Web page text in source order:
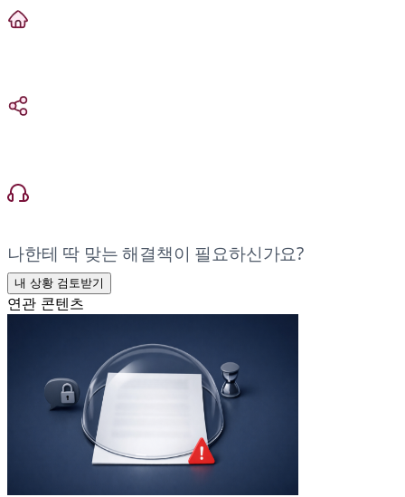
나한테 딱 맞는 해결책이 필요하신가요?
내 상황 검토받기
연관 콘텐츠